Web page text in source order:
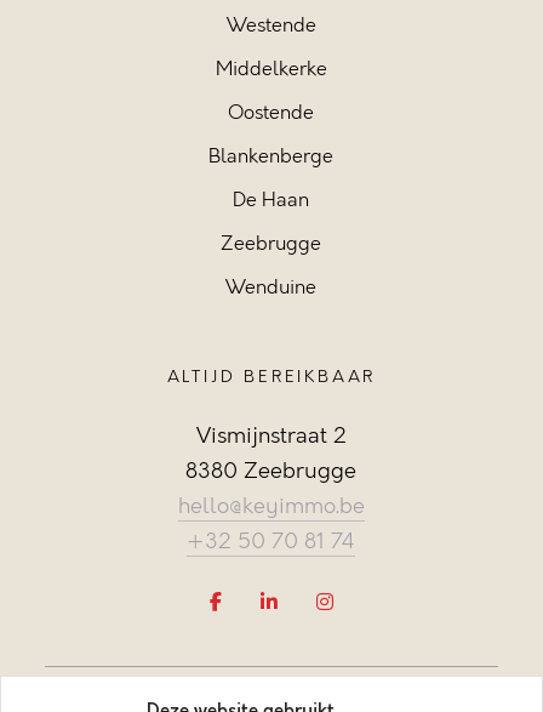
Westende
Middelkerke
Oostende
Blankenberge
De Haan
Zeebrugge
Wenduine
ALTIJD BEREIKBAAR
Vismijnstraat 2
8380 Zeebrugge
hello@keyimmo.be
+32 50 70 81 74